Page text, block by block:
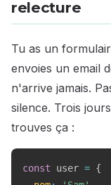
relecture
Tu as un
envoies un email
n'arrive jamais.
silence. Trois
trouves ça :
const user = {